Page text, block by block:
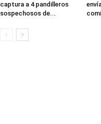
captura a 4 pandilleros
sospechosos de...